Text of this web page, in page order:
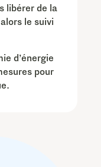
libérer de la
le suivi
d’énergie
pour